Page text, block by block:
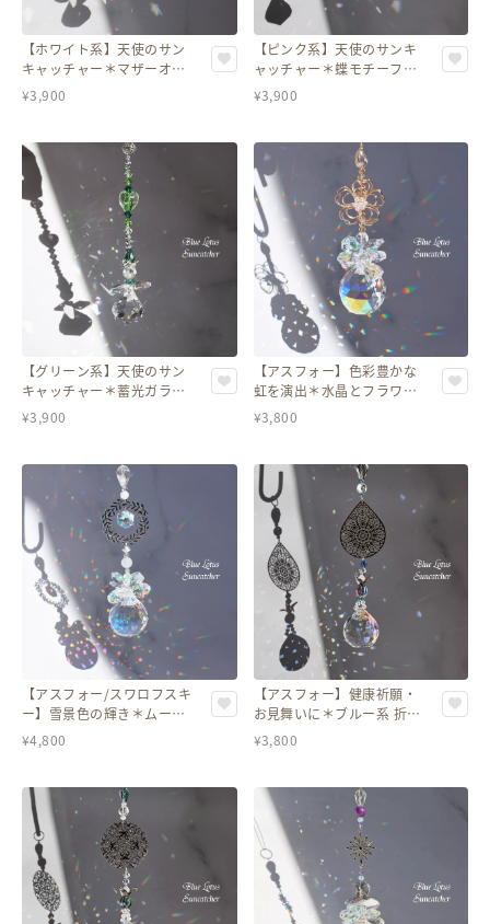
【ホワイト系】天使のサン
キャッチャー＊マザーオブ
パール／スワロフスキーク
リスタル〈全6色〉
¥3,900
【ピンク系】天使のサンキ
ャッチャー＊蝶モチーフ／
癒しと安らぎ／スワロフス
キークリスタル〈全6色〉
¥3,900
【グリーン系】天使のサン
キャッチャー＊蓄光ガラス
ハート入り／スワロフスキ
ークリスタル〈全6色〉
¥3,900
【アスフォー】色彩豊かな
虹を演出＊水晶とフラワー
のオーロラサンキャッチャ
¥3,800
【アスフォー/スワロフスキ
ー】雪景色の輝き＊ムーン
ストーンとシルバーリース
のサンキャッチャー
¥4,800
【アスフォー】健康祈願・
お見舞いに＊ブルー系 折り
鶴と水晶の祈りのサンキャ
ッチャー
¥3,800